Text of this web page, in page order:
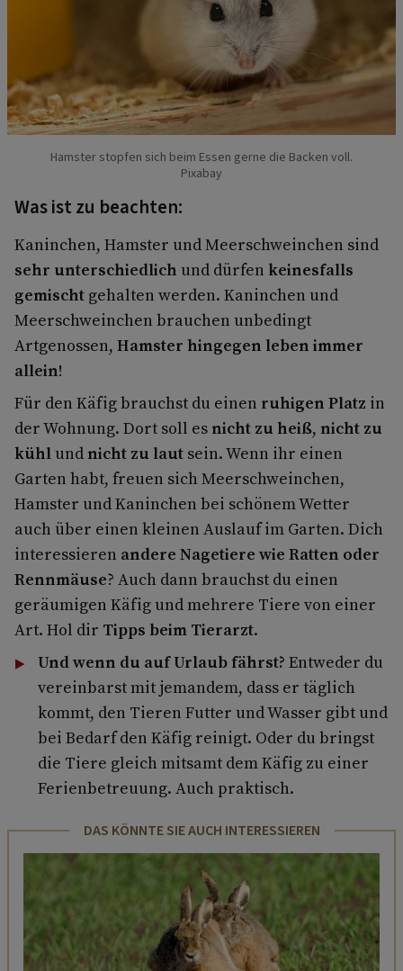
Hamster stopfen sich beim Essen gerne die Backen voll.
Pixabay
Was ist zu beachten:
Kaninchen, Hamster und Meerschweinchen sind
sehr unterschiedlich und dürfen keinesfalls
gemischt gehalten werden. Kaninchen und
Meerschweinchen brauchen unbedingt
Artgenossen, Hamster hingegen leben immer
allein!
Für den Käfig brauchst du einen ruhigen Platz in
der Wohnung. Dort soll es nicht zu heiß, nicht zu
kühl und nicht zu laut sein. Wenn ihr einen
Garten habt, freuen sich Meerschweinchen,
Hamster und Kaninchen bei schönem Wetter
auch über einen kleinen Auslauf im Garten. Dich
interessieren andere Nagetiere wie Ratten oder
Rennmäuse? Auch dann brauchst du einen
geräumigen Käfig und mehrere Tiere von einer
Art. Hol dir Tipps beim Tierarzt.
Und wenn du auf Urlaub fährst? Entweder du
vereinbarst mit jemandem, dass er täglich
kommt, den Tieren Futter und Wasser gibt und
bei Bedarf den Käfig reinigt. Oder du bringst
die Tiere gleich mitsamt dem Käfig zu einer
Ferienbetreuung. Auch praktisch.
DAS KÖNNTE SIE AUCH INTERESSIEREN